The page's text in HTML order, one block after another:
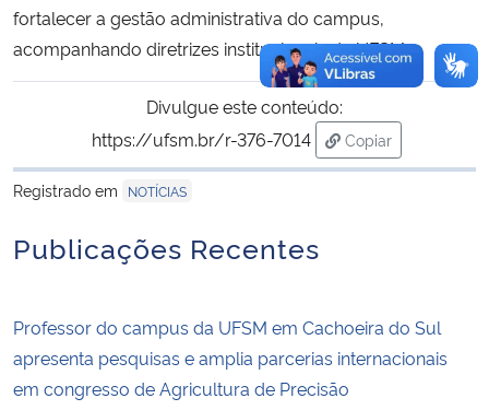
fortalecer a gestão administrativa do campus,
acompanhando diretrizes institucionais da UFSM.
Divulgue este conteúdo:
https://ufsm.br/r-376-7014
Copiar
para área de
Registrado em
NOTÍCIAS
Publicações Recentes
Professor do campus da UFSM em Cachoeira do Sul
apresenta pesquisas e amplia parcerias internacionais
em congresso de Agricultura de Precisão